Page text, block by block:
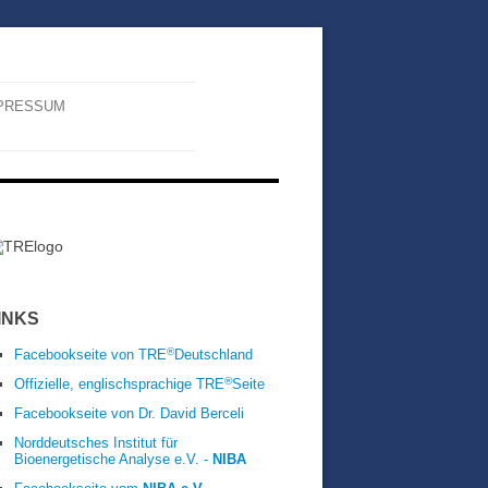
Facebookseite von TRE®Deutschland
Offizielle, englischsprachige TRE®Seite
Facebookseite von Dr. David Berceli
Norddeutsches Institut für
Bioenergetische Analyse e.V. - NIBA